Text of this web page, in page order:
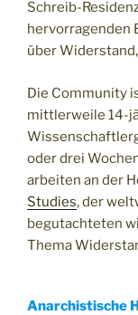
Schreib-
hervorragenden
über
Die Community
mittlerweile 14-
oder drei
arbeiten an der
Studies, der
begutachteten
Thema
Anarchistische